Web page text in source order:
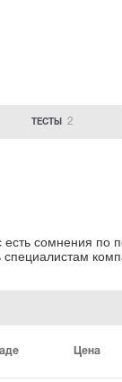
ТЕСТЫ 2
сомнения по
специалистам
Цена